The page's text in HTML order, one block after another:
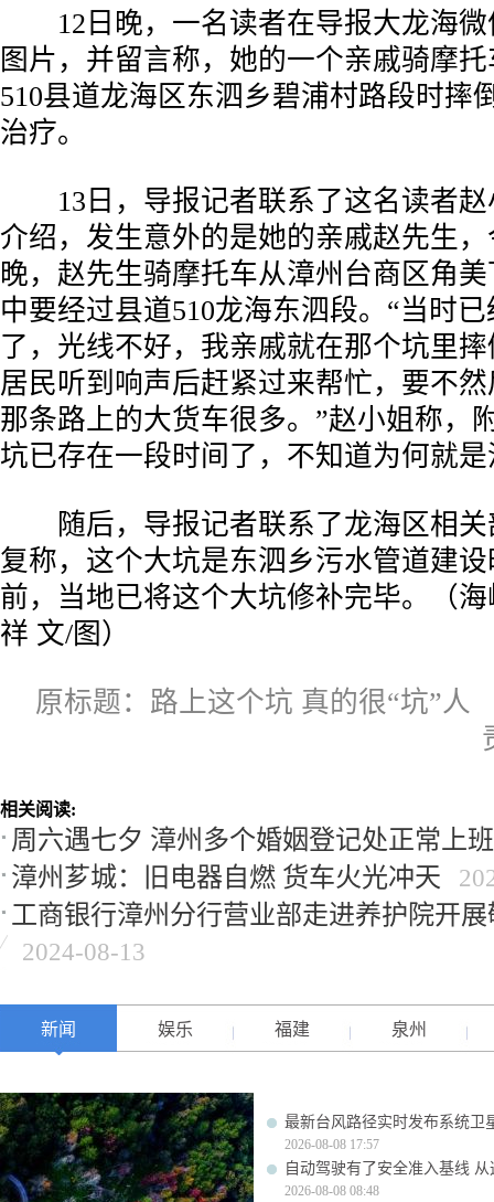
12日晚，一名读者在导报大龙海微
图片，并留言称，她的一个亲戚骑摩
510县道龙海区东泗乡碧浦村路段时摔
治疗。
13日，导报记者联系了这名读者赵
介绍，发生意外的是她的亲戚赵先生，
晚，赵先生骑摩托车从漳州台商区角
中要经过县道510龙海东泗段。“当时
了，光线不好，我亲戚就在那个坑里
居民听到响声后赶紧过来帮忙，要不
那条路上的大货车很多。”赵小姐称，
坑已存在一段时间了，不知道为何就
随后，导报记者联系了龙海区相关
复称，这个大坑是东泗乡污水管道建
前，当地已将这个大坑修补完毕。（
祥 文/图）
原标题：路上这个坑 真的很“坑”人
相关阅读:
周六遇七夕 漳州多个婚姻登记处正常上班
漳州芗城：旧电器自燃 货车火光冲天
工商银行漳州分行营业部走进养护院开
2024-08-13
新闻 娱乐 福建 泉州
最新台风路径实时发布系统卫
2026-08-08 17:57
自动驾驶有了安全准入基线
2026-08-08 08:48